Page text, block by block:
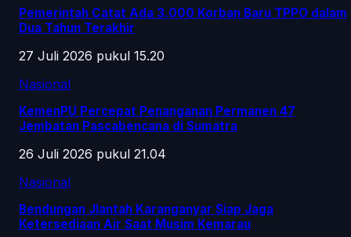
Pemerintah Catat Ada 3.000 Korban Baru TPPO dalam
Dua Tahun Terakhir
27 Juli 2026 pukul 15.20
Nasional
KemenPU Percepat Penanganan Permanen 47
Jembatan Pascabencana di Sumatra
26 Juli 2026 pukul 21.04
Nasional
Bendungan Jlantah Karanganyar Siap Jaga
Ketersediaan Air Saat Musim Kemarau